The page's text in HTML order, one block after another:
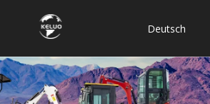
Deutsch
Bahasa
indonesia